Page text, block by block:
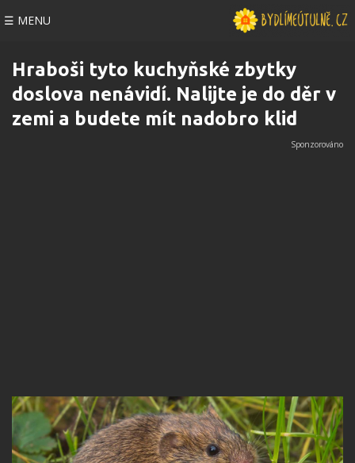
☰ MENU
Hraboši tyto kuchyňské zbytky
doslova nenávidí. Nalijte je do děr v
zemi a budete mít nadobro klid